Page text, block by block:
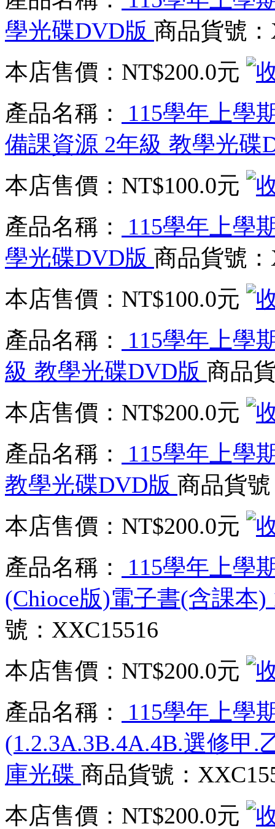
學光碟DVD版 商品貨號：
本店售價： NT$200.0元
產品名稱：
115學年上學
備課資源 2年級 教學光碟
本店售價： NT$100.0元
產品名稱：
115學年上學
學光碟DVD版 商品貨號：
本店售價： NT$100.0元
產品名稱：
115學年上學
級 教學光碟DVD版 商品
本店售價： NT$200.0元
產品名稱：
115學年上學
教學光碟DVD版 商品貨
本店售價： NT$200.0元
產品名稱：
115學年上學
(Chioce版)電子書(含課本
號：XXC15516
本店售價： NT$200.0元
產品名稱：
115學年上學
(1.2.3A.3B.4A.4B.選修甲.
庫光碟 商品貨號：
本店售價： NT$200.0元